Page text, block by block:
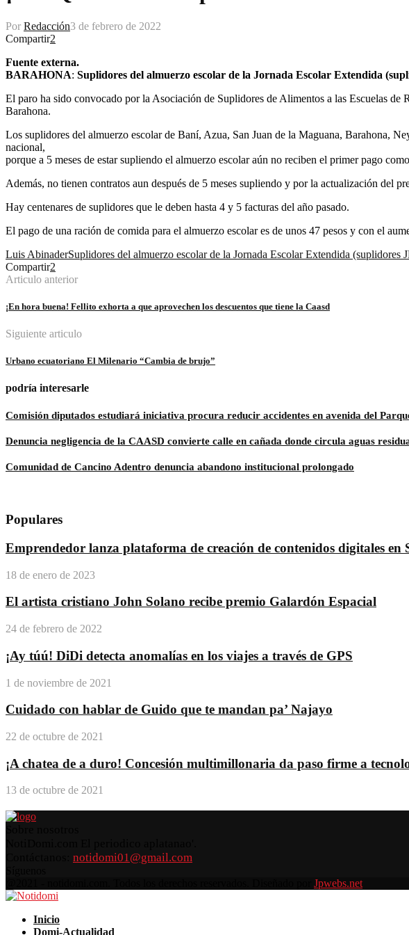
Por Redacción3 de febrero de 2022
Compartir2
Fuente externa.
BARAHONA: Suplidores del almuerzo escolar de la Jornada Escolar Extendida
El paro ha sido convocado por la Asociación de Suplidores de Alimentos a las Escuelas
Barahona.
Los suplidores del almuerzo escolar de Baní, Azua, San Juan de la Maguana, Barahona,
nacional,
porque a 5 meses de estar supliendo el almuerzo escolar aún no reciben el primer pago
Además, no tienen contratos aun después de 5 meses supliendo y por la actualización del
Hay centenares de suplidores que le deben hasta 4 y 5 facturas del año pasado.
El pago de una ración de comida para el almuerzo escolar es de unos 47 pesos y con el
Luis AbinaderSuplidores del almuerzo escolar de la Jornada Escolar Extendida (suplidores
Compartir2
Articulo anterior
¡En hora buena! Fellito exhorta a que aprovechen los descuentos que tiene la Caasd
Siguiente articulo
Urbano ecuatoriano El Milenario “Cambia de brujo”
podría interesarle
Comisión diputados estudiará iniciativa procura reducir accidentes en avenida del
Denuncia negligencia de la CAASD convierte calle en cañada donde circula aguas
Comunidad de Cancino Adentro denuncia abandono institucional prolongado
Populares
Emprendedor lanza plataforma de creación de contenidos digitales en
18 de enero de 2023
El artista cristiano John Solano recibe premio Galardón Espacial
24 de febrero de 2022
¡Ay túú! DiDi detecta anomalías en los viajes a través de GPS
1 de noviembre de 2021
Cuidado con hablar de Guido que te mandan pa’ Najayo
22 de octubre de 2021
¡A chatea de a duro! Concesión multimillonaria da paso firme a
13 de octubre de 2021
notidomi01@gmail.com
Jpwebs.net
Inicio
Domi-Actualidad